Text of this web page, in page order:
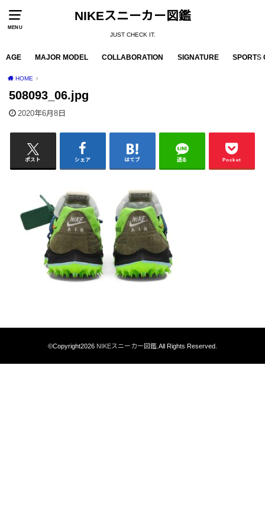
MENU
NIKEスニーカー図鑑
JUST CHECK IT.
AGE MAJOR MODEL COLLABORATION SIGNATURE SPORTS
HOME
508093_06.jpg
2020年6月8日
ポスト シェア はてブ 送る Pocket
©Copyright2026 NIKEスニーカー図鑑.All Rights Reserved.